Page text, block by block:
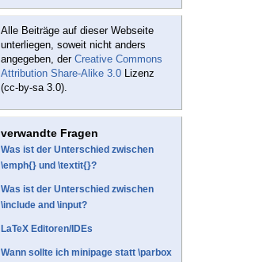
Alle Beiträge auf dieser Webseite
unterliegen, soweit nicht anders
angegeben, der Creative Commons
Attribution Share-Alike 3.0 Lizenz
(cc-by-sa 3.0).
verwandte Fragen
Was ist der Unterschied zwischen
\emph{} und \textit{}?
Was ist der Unterschied zwischen
\include and \input?
LaTeX Editoren/IDEs
Wann sollte ich minipage statt \parbox